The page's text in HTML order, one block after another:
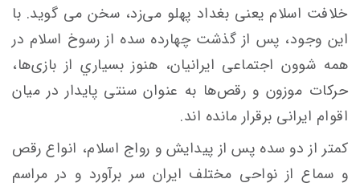
خلافت اسلام يعنی بغداد پهلو می‌زد، سخن می ‌گويد. با
این وجود، پس از گذشت‌ چهارده سده از رسوخ اسلام در
همه‌ شوون‌ اجتماعی ايرانيان، هنوز بسياري از بازی‌ها،
حركات موزون و رقص‌ها به عنوان سنتی پايدار در ميان
اقوام ايرانی برقرار مانده اند.
كمتر از دو سده پس از پيدايش و رواج اسلام، انواع رقص
و سماع از نواحی مختلف ايران سر برآورد و در مراسم